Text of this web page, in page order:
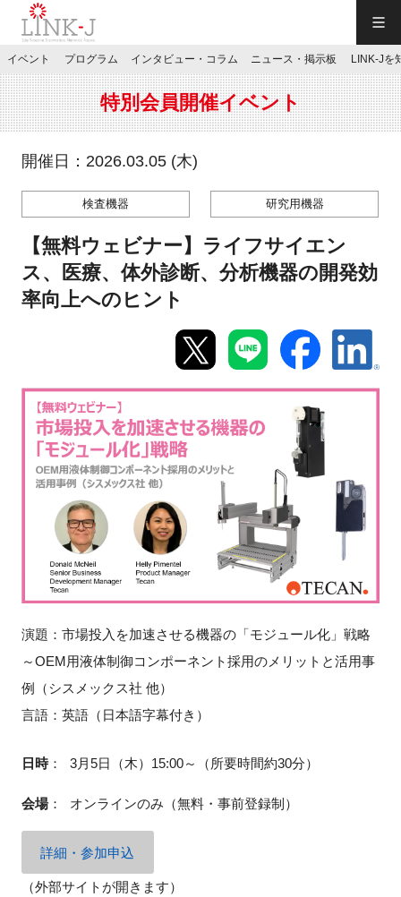
JP／EN
特別会員専用メニュー
施設ご予約
新規登録
イベント
プログラム
インタビュー・コラム
LINK-Jを知る
特別会員
施設・アクセス
イベントお知らせメール登録
イベント プログラム インタビュー・コラム ニュース・掲示板 LINK-Jを
特別会員開催イベント
開催日：2026.03.05 (木)
検査機器 研究用機器
【無料ウェビナー】ライフサイエン
ス、医療、体外診断、分析機器の開発効
率向上へのヒント
演題：市場投入を加速させる機器の「モジュール化」戦略
～OEM用液体制御コンポーネント採用のメリットと活用事
例（シスメックス社 他）
言語：英語（日本語字幕付き）
日時： 3月5日（木）15:00～（所要時間約30分）
会場： オンラインのみ（無料・事前登録制）
詳細・参加申込
（外部サイトが開きます）